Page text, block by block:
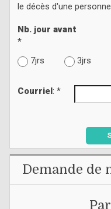
le décès d'une
Nb. jour avant
*
7jrs
3jrs
Courriel : *
Demande de